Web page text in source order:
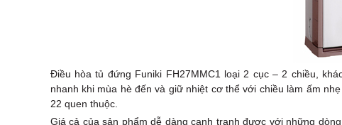
Điều hòa tủ đứng Funiki FH27MMC1 loại 2 cục – 2 chiều,
nhanh khi mùa hè đến và giữ nhiệt cơ thể với chiều làm ấm
22 quen thuộc.
Giá cả của sản phẩm dễ dàng cạnh tranh được với những